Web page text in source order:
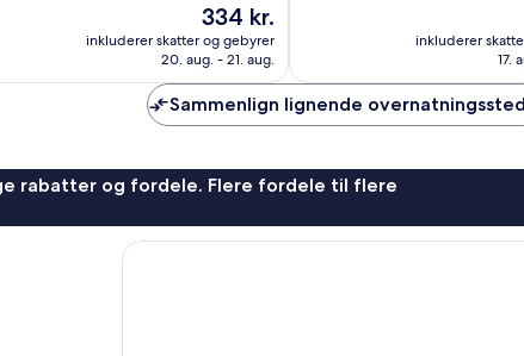
Prisen
er
334 kr.
334 kr.
inkluderer skatter og gebyrer
20. aug. - 21. aug.
inkluderer
17.
Sammenlign lignende
rabatter og fordele. Flere fordele til flere